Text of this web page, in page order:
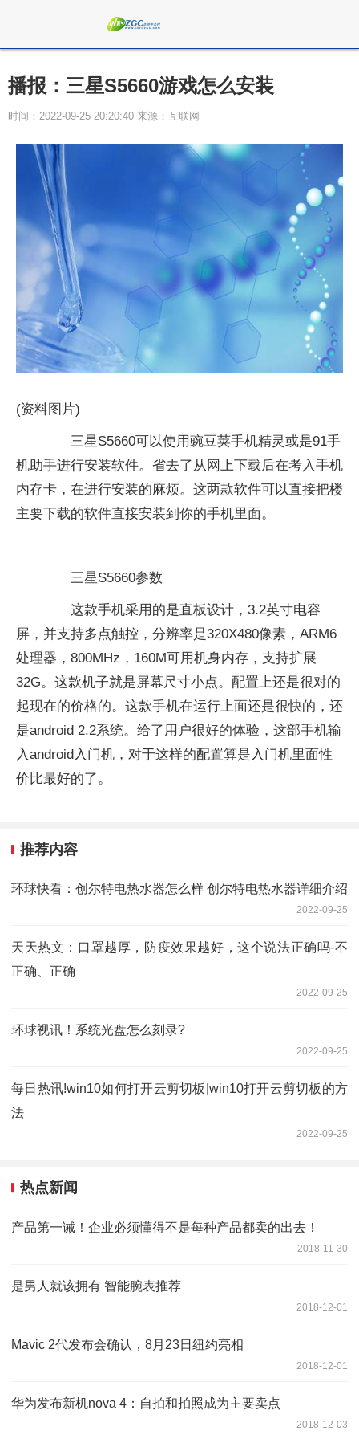
播报：三星S5660游戏怎么安装
时间：2022-09-25 20:20:40 来源：互联网
(资料图片)
三星S5660可以使用豌豆荚手机精灵或是91手
机助手进行安装软件。省去了从网上下载后在考入手机
内存卡，在进行安装的麻烦。这两款软件可以直接把楼
主要下载的软件直接安装到你的手机里面。
三星S5660参数
这款手机采用的是直板设计，3.2英寸电容
屏，并支持多点触控，分辨率是320X480像素，ARM6
处理器，800MHz，160M可用机身内存，支持扩展
32G。这款机子就是屏幕尺寸小点。配置上还是很对的
起现在的价格的。这款手机在运行上面还是很快的，还
是android 2.2系统。给了用户很好的体验，这部手机输
入android入门机，对于这样的配置算是入门机里面性
价比最好的了。
推荐内容
环球快看：创尔特电热水器怎么样 创尔特电热水器详细介绍
2022-09-25
天天热文：口罩越厚，防疫效果越好，这个说法正确吗-不
正确、正确
2022-09-25
环球视讯！系统光盘怎么刻录?
2022-09-25
每日热讯!win10如何打开云剪切板|win10打开云剪切板的方
法
2022-09-25
热点新闻
产品第一诫！企业必须懂得不是每种产品都卖的出去！
2018-11-30
是男人就该拥有 智能腕表推荐
2018-12-01
Mavic 2代发布会确认，8月23日纽约亮相
2018-12-01
华为发布新机nova 4：自拍和拍照成为主要卖点
2018-12-03